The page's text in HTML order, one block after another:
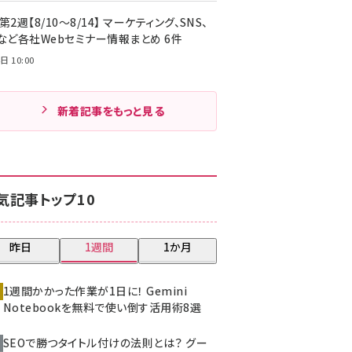
2週【8/10～8/14】 マーケティング、SNS、
ど各社Webセミナー情報まとめ 6件
10:00
新着記事をもっと見る
記事トップ10
昨日 1週間 1か月
1週間かかった作業が1日に！ Gemini
Notebookを無料で使い倒す活用術8選
SEOで勝つタイトル付けの法則とは？ グー